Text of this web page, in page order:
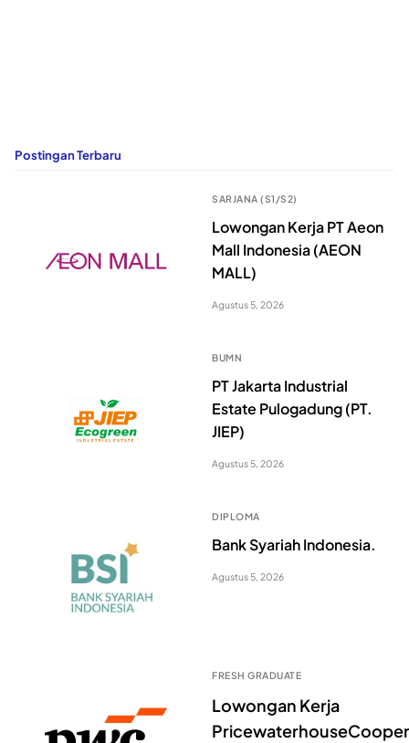
Postingan Terbaru
SARJANA (S1/S2)
Lowongan Kerja PT Aeon
Mall Indonesia (AEON
MALL)
Agustus 5, 2026
BUMN
PT Jakarta Industrial
Estate Pulogadung (PT.
JIEP)
Agustus 5, 2026
DIPLOMA
Bank Syariah Indonesia.
Agustus 5, 2026
FRESH GRADUATE
Lowongan Kerja